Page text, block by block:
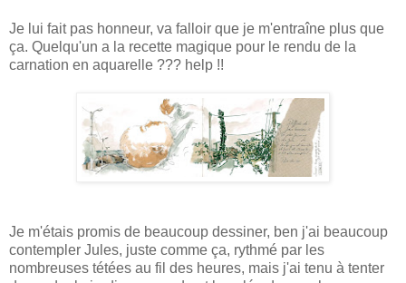
Je lui fait pas honneur, va falloir que je m'entraîne plus que
ça. Quelqu'un a la recette magique pour le rendu de la
carnation en aquarelle ??? help !!
Je m'étais promis de beaucoup dessiner, ben j'ai beaucoup
contempler Jules, juste comme ça, rythmé par les
nombreuses tétées au fil des heures, mais j'ai tenu à tenter